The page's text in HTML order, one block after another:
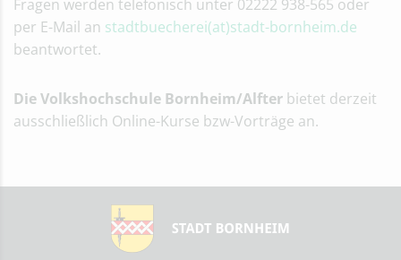
Fragen werden telefonisch unter 02222 938-565 oder
per E-Mail an stadtbuecherei(at)stadt-bornheim.de
beantwortet.
Die Volkshochschule Bornheim/Alfter bietet derzeit
ausschließlich Online-Kurse bzw-Vorträge an.